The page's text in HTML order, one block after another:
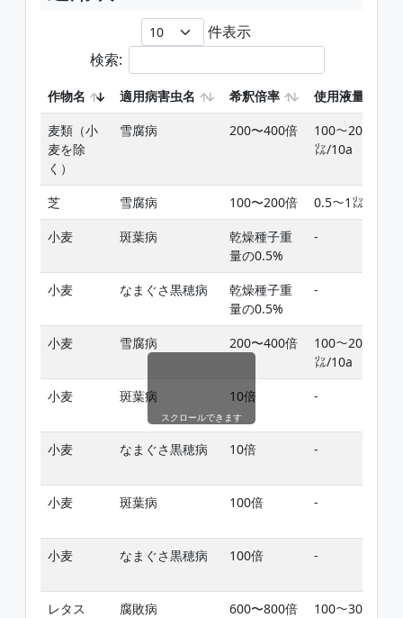
件表示
検索:
作物名 適用病害虫名 希釈倍率 使用液量
麦類（小
麦を除
く）
雪腐病 200〜400倍
100〜200
㍑/10a
芝 雪腐病 100〜200倍 0.5〜1㍑/㎡
小麦
斑葉病
乾燥種子重
量の0.5%
-
小麦 なまぐさ黒穂病
乾燥種子重
量の0.5%
-
小麦 雪腐病 200〜400倍
100〜200
㍑/10a
小麦 斑葉病 10倍 -
小麦 なまぐさ黒穂病 10倍 -
小麦 斑葉病 100倍 -
小麦 なまぐさ黒穂病 100倍 -
レタス 腐敗病 600〜800倍
100〜300
スクロールできます